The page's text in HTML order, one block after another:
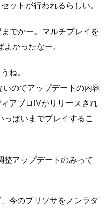
ットが行われるらしい。
でかー。マルチプレイを
かったなー。
ね。
のでアップデートの内容
アブロIVがリリースされ
ぱいまでプレイするこ
アップデートのみって
今のブリソサをノンラダ